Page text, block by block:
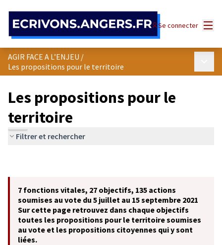
Se connecter
AGIR FACE A L’ENJEU /
Les propositions pour le territoire
Les propositions pour le
territoire
Filtrer et rechercher
7 fonctions vitales, 27 objectifs, 135 actions
soumises au vote du 5 juillet au 15 septembre 2021
Sur cette page retrouvez dans chaque objectifs
toutes les propositions pour le territoire soumises
au vote et les propositions citoyennes qui y sont
liées.